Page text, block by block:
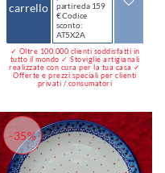
carrello
partire da 159
€ Codice
sconto:
AT5X2A
✓ Oltre 100.000 clienti soddisfatti in
tutto il mondo ✓ Stoviglie artigianali
realizzate con cura per la tua casa ✓
Offerte e prezzi speciali per clienti
privati / consumatori
-35%